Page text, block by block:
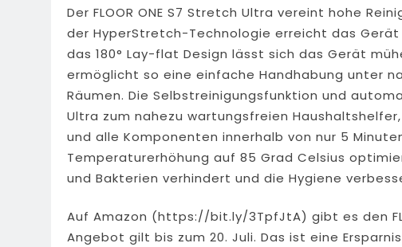
Der FLOOR ONE S7 Stretch Ultra vereint hohe
der HyperStretch-Technologie erreicht das
das 180° Lay-flat Design lässt sich das Gerät
ermöglicht so eine einfache Handhabung unter
Räumen. Die Selbstreinigungsfunktion und
Ultra zum nahezu wartungsfreien
und alle Komponenten innerhalb von nur 5
Temperaturerhöhung auf 85 Grad Celsius
und Bakterien verhindert und die Hygiene
Auf Amazon (https://bit.ly/3TpfJtA) gibt es den
Angebot gilt bis zum 20. Juli. Das ist eine